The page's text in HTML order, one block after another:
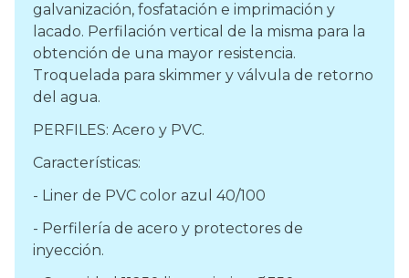
galvanización, fosfatación e imprimación y
lacado. Perfilación vertical de la misma para la
obtención de una mayor resistencia.
Troquelada para skimmer y válvula de retorno
del agua.
PERFILES: Acero y PVC.
Características:
- Liner de PVC color azul 40/100
- Perfilería de acero y protectores de
inyección.